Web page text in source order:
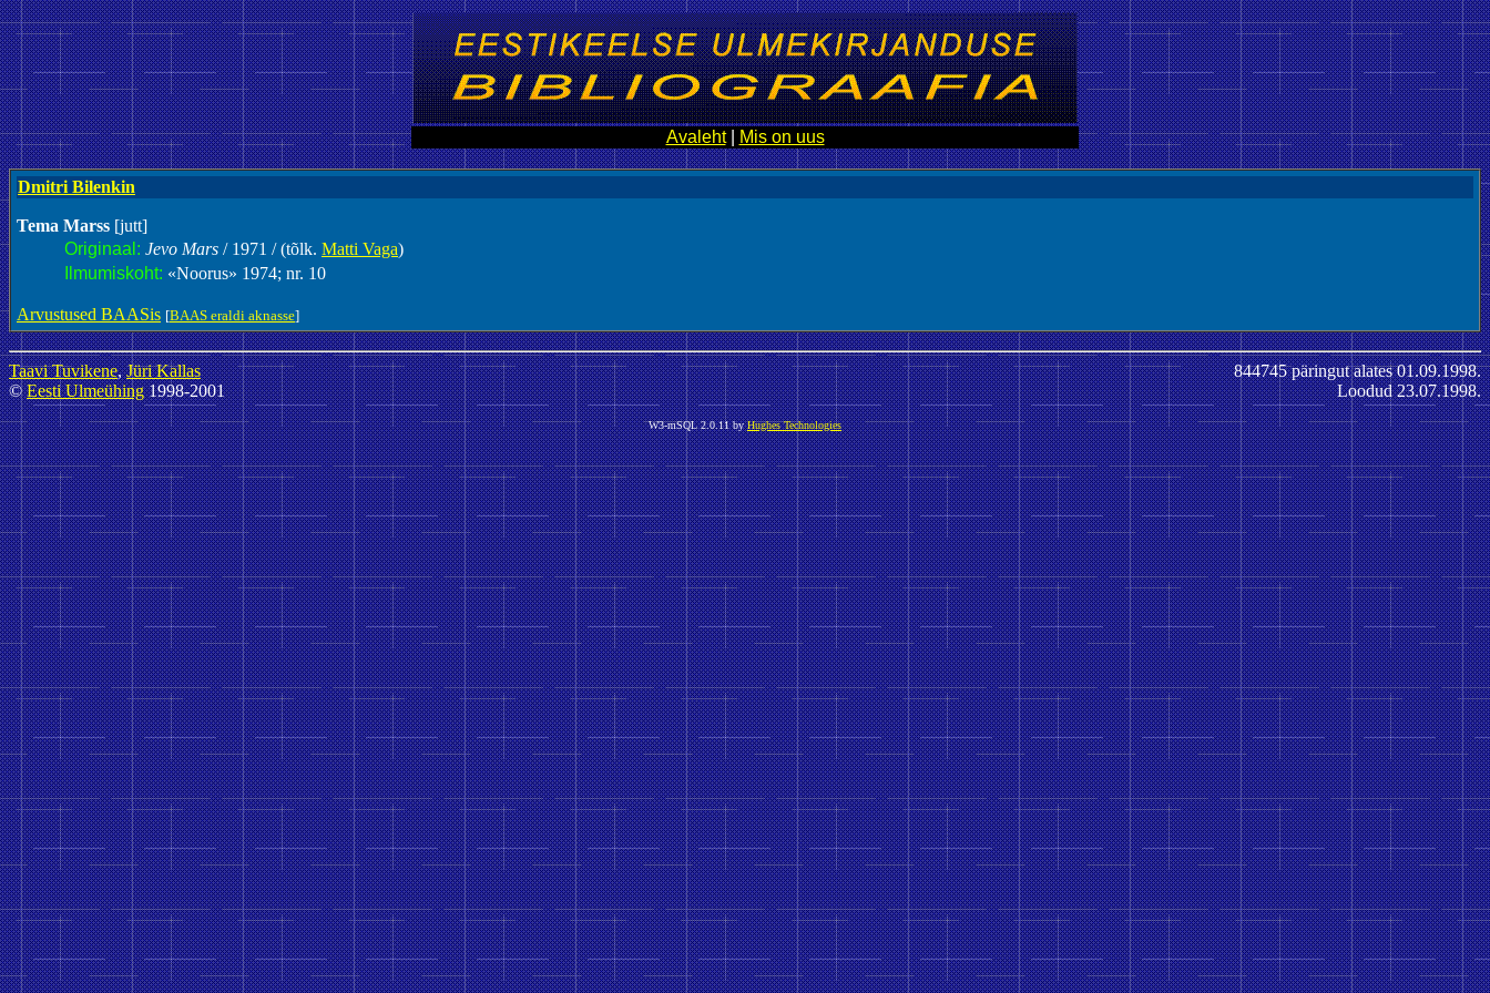
Avaleht| Mis on uus
Dmitri Bilenkin
Tema Marss [jutt]
Originaal: Jevo Mars / 1971 / (tõlk. Matti Vaga)
Ilmumiskoht: «Noorus» 1974; nr. 10
Arvustused BAASis [BAAS eraldi aknasse]
Taavi Tuvikene,Jüri Kallas
©Eesti Ulmeühing1998-2001
844745 päringut alates 01.09.1998.
Loodud 23.07.1998.
W3-mSQL 2.0.11 byHughes Technologies